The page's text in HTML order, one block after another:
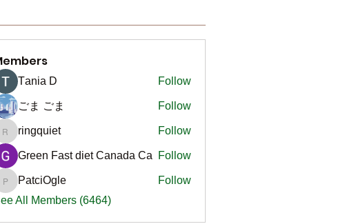
Тania D Follow
ごま ごま Follow
ringquiet
ringquiet Follow
Green Fast diet Canada Ca Follow
PatciOgle
PatciOgle
Follow
All Members (6464)